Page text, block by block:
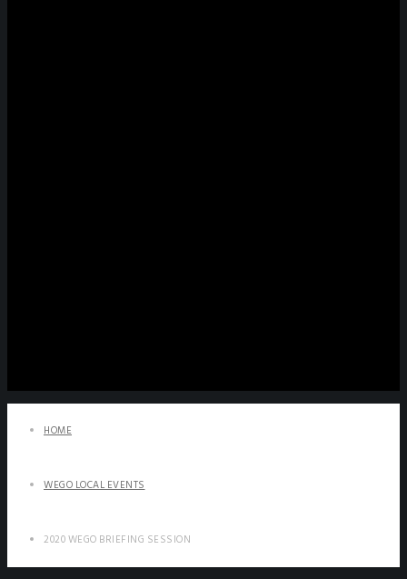
HOME
WEGO LOCAL EVENTS
2020 WEGO BRIEFING SESSION